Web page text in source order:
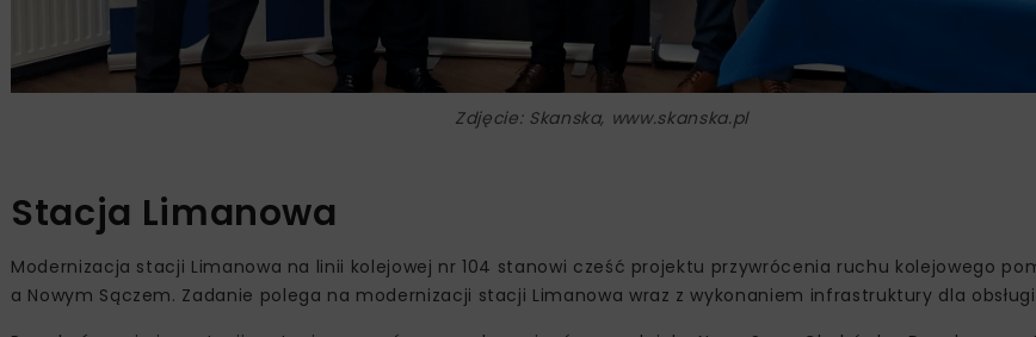
Zdjęcie: Skanska, www.skanska.pl
Stacja Limanowa
Modernizacja stacji Limanowa na linii kolejowej nr 104 stanowi cześć projektu przywrócenia ruchu kolejowego
a Nowym Sączem. Zadanie polega na modernizacji stacji Limanowa wraz z wykonaniem infrastruktury dla